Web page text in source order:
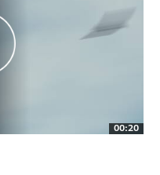
00:20